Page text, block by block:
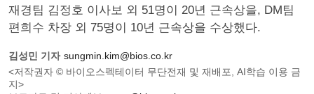
재경팀 김정호 이사보 외 51명이 20년 근속상을, DM팀
편희수 차장 외 75명이 10년 근속상을 수상했다.
김성민 기자 sungmin.kim@bios.co.kr
<저작권자 © 바이오스펙테이터 무단전재 및 재배포, AI학습 이용 금
지>